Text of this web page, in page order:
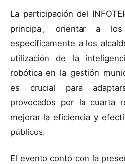
La participación del
principal, orientar a los
específicamente a los
utilización de la
robótica en la gestión
es crucial para
provocados por la cuarta
mejorar la eficiencia y
públicos.
El evento contó con la